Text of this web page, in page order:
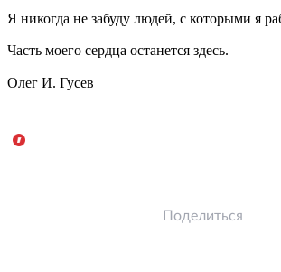
Я никогда не забуду людей, с которыми я
Часть моего сердца останется здесь.
Олег И. Гусев
Поделиться